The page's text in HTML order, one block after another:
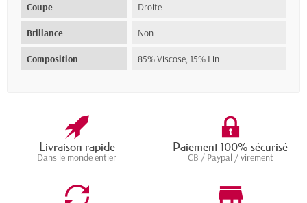
Coupe Droite
Brillance Non
Composition 85% Viscose, 15% Lin
Livraison rapide
Dans le monde entier
Paiement 100% sécurisé
CB / Paypal / virement